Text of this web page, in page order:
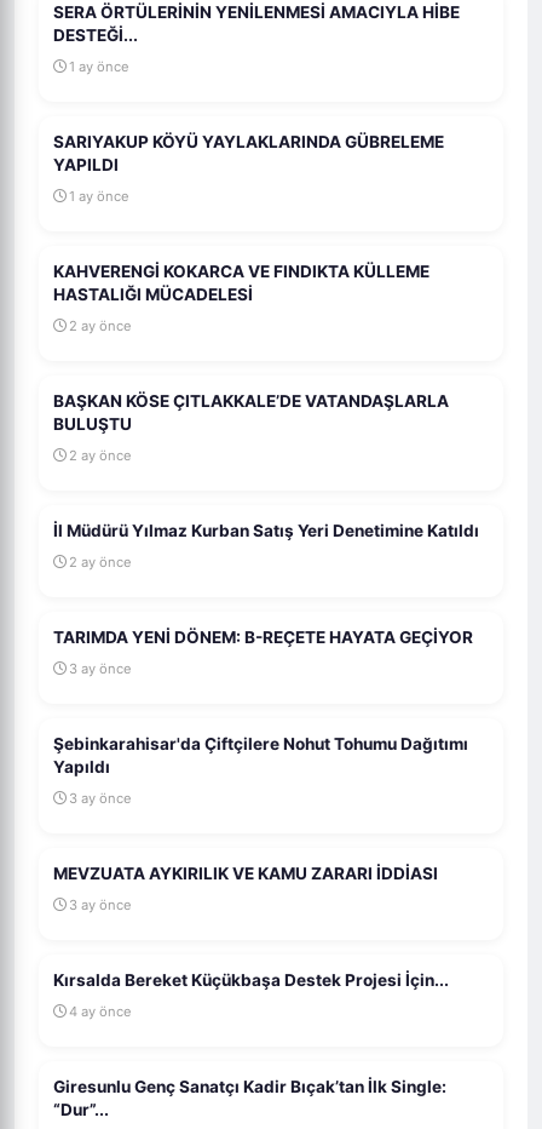
SERA ÖRTÜLERİNİN YENİLENMESİ AMACIYLA HİBE
DESTEĞİ...
1 ay önce
SARIYAKUP KÖYÜ YAYLAKLARINDA GÜBRELEME
YAPILDI
1 ay önce
KAHVERENGİ KOKARCA VE FINDIKTA KÜLLEME
HASTALIĞI MÜCADELESİ
2 ay önce
BAŞKAN KÖSE ÇITLAKKALE’DE VATANDAŞLARLA
BULUŞTU
2 ay önce
İl Müdürü Yılmaz Kurban Satış Yeri Denetimine Katıldı
2 ay önce
TARIMDA YENİ DÖNEM: B-REÇETE HAYATA GEÇİYOR
3 ay önce
Şebinkarahisar'da Çiftçilere Nohut Tohumu Dağıtımı
Yapıldı
3 ay önce
MEVZUATA AYKIRILIK VE KAMU ZARARI İDDİASI
3 ay önce
Kırsalda Bereket Küçükbaşa Destek Projesi İçin...
4 ay önce
Giresunlu Genç Sanatçı Kadir Bıçak’tan İlk Single:
“Dur”...